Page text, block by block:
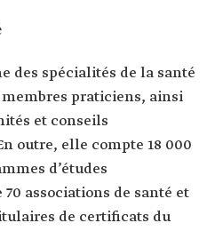
des spécialités de la santé
praticiens, ainsi
et conseils
outre, elle compte 18 000
d’études
associations de santé et
de certificats du